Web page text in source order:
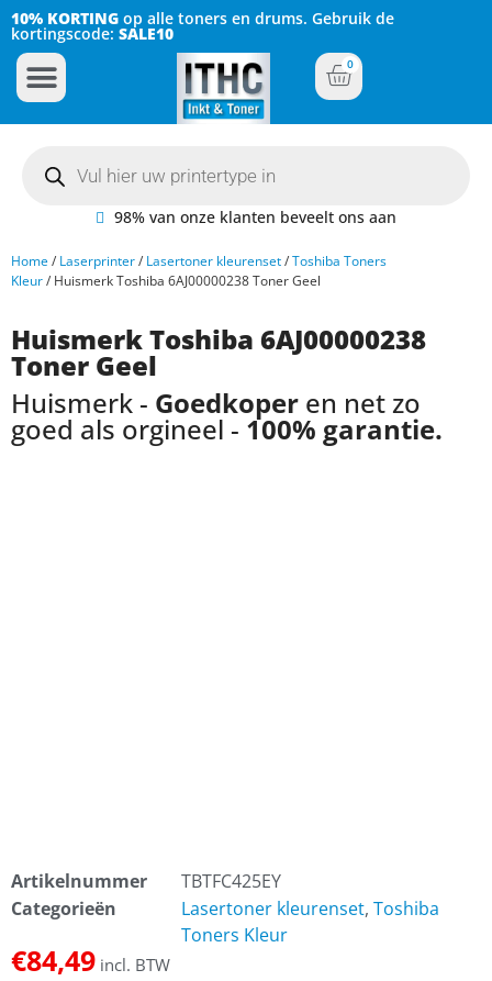
10% KORTING op alle toners en drums. Gebruik de
kortingscode: SALE10
0
98% van onze klanten beveelt ons aan
Home/ Laserprinter/ Lasertoner kleurenset/Toshiba Toners
Kleur/ Huismerk Toshiba 6AJ00000238 Toner Geel
Huismerk Toshiba 6AJ00000238
Toner Geel
Huismerk - Goedkoper en net zo
goed als orgineel - 100% garantie.
Artikelnummer
TBTFC425EY
Categorieën
Lasertoner kleurenset, Toshiba
Toners Kleur
€84,49 incl. BTW